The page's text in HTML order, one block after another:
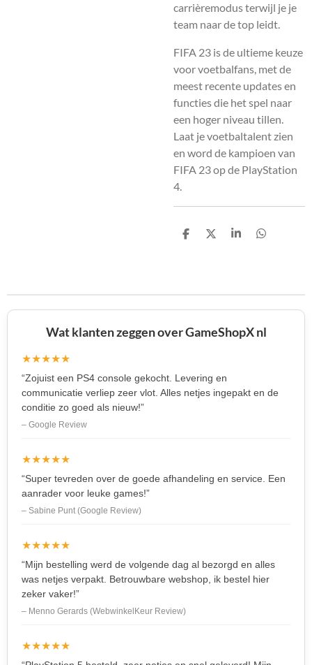
carrièremodus terwijl je je
team naar de top leidt.
FIFA 23 is de ultieme keuze
voor voetbalfans, met de
meest recente updates en
functies die het spel naar
een hoger niveau tillen.
Laat je voetbaltalent zien
en word de kampioen van
FIFA 23 op de PlayStation
4.
D
D
S
D
Wat klanten zeggen over GameShopX nl
★★★★★
“Zojuist een PS4 console gekocht. Levering en
communicatie verliep zeer vlot. Alles netjes ingepakt en de
conditie zo goed als nieuw!”
– Google Review
★★★★★
“Super tevreden over de goede afhandeling en service. Een
aanrader voor leuke games!”
– Sabine Punt (Google Review)
★★★★★
“Mijn bestelling werd de volgende dag al bezorgd en alles
was netjes verpakt. Betrouwbare webshop, ik bestel hier
zeker vaker!”
– Menno Gerards (WebwinkelKeur Review)
★★★★★